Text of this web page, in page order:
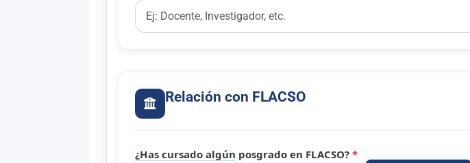
Relación con FLACSO
¿Has cursado algún posgrado en FLACSO?*